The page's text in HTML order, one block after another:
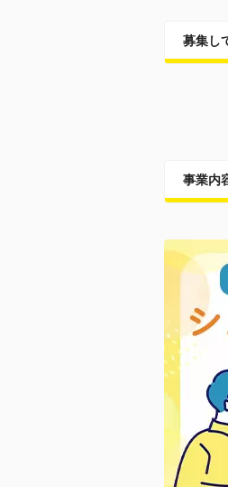
募集し
事業内